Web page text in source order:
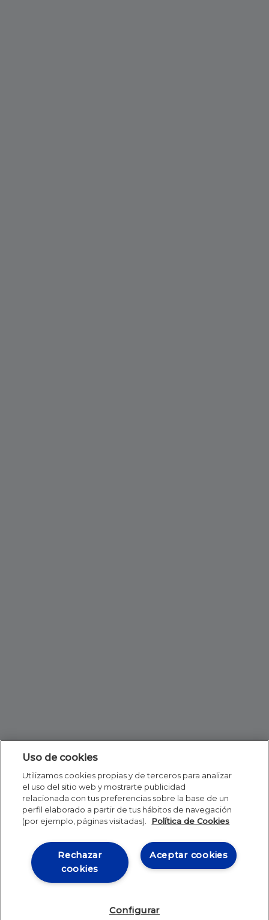
Uso de cookies
Utilizamos cookies propias y de terceros para analizar
el uso del sitio web y mostrarte publicidad
relacionada con tus preferencias sobre la base de un
perfil elaborado a partir de tus hábitos de navegación
(por ejemplo, páginas visitadas).
Política de Cookies
Aceptar cookies
Rechazar
cookies
Configurar